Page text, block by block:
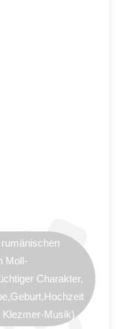
Moll-
Charakter,
Klezmer-Musik)